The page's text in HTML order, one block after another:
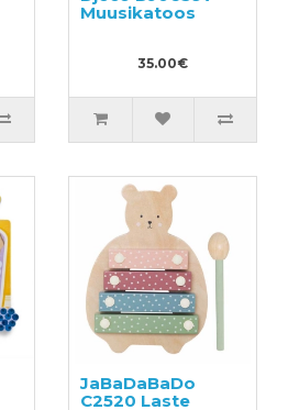
Muusikatoos
35.00€
JaBaDaBaDo
C2520 Laste